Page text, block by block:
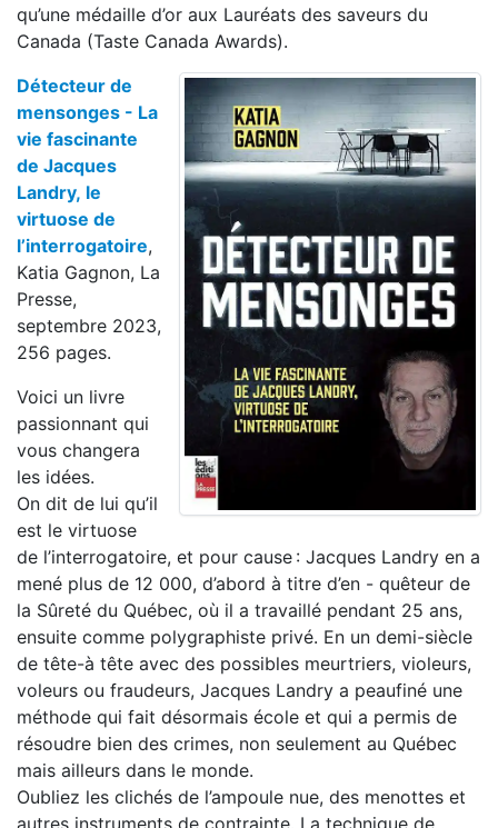
qu’une médaille d’or aux Lauréats des saveurs du
Canada (Taste Canada Awards).
Détecteur de
mensonges - La
vie fascinante
de Jacques
Landry, le
virtuose de
l’interrogatoire,
Katia Gagnon, La
Presse,
septembre 2023,
256 pages.
Voici un livre
passionnant qui
vous changera
les idées.
On dit de lui qu’il
est le virtuose
de l’interrogatoire, et pour cause : Jacques Landry en a
mené plus de 12 000, d’abord à titre d’en - quêteur de
la Sûreté du Québec, où il a travaillé pendant 25 ans,
ensuite comme polygraphiste privé. En un demi-siècle
de tête-à tête avec des possibles meurtriers, violeurs,
voleurs ou fraudeurs, Jacques Landry a peaufiné une
méthode qui fait désormais école et qui a permis de
résoudre bien des crimes, non seulement au Québec
mais ailleurs dans le monde.
Oubliez les clichés de l’ampoule nue, des menottes et
autres instruments de contrainte. La technique de